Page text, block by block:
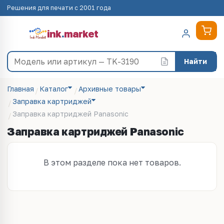
Решения для печати с 2001 года
ink.market
Найти
Главная Каталог
Архивные товары
Заправка картриджей
Заправка картриджей Panasonic
Заправка картриджей Panasonic
В этом разделе пока нет товаров.